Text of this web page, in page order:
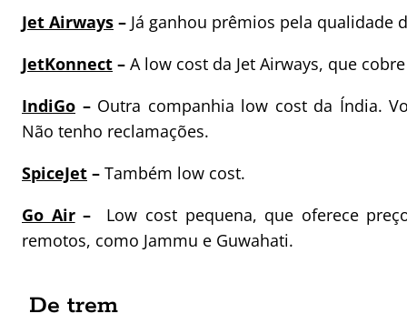
Jet Airways – Já ganhou prêmios pela qualidade
JetKonnect – A low cost da Jet Airways, que
IndiGo –Outra companhia low cost da Índia.
Não tenho reclamações.
SpiceJet – Também low cost.
Go Air– Low cost pequena, que oferece
remotos, como Jammu e Guwahati.
De trem